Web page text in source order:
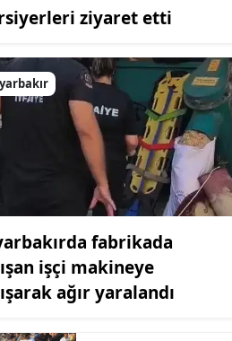
Bilecik
Bingöl
Bitlis
Bolu
Burdur
Bursa
Çanakkale
Çankırı
ziyaret etti
fabrikada
işçi makineye
ağır yaralandı